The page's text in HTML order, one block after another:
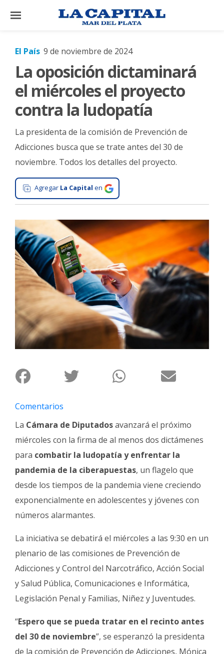
×
El
País
Mundo
La
Zona
Cultura
Tecnología
Gastronomía
Salud
Interés
General
La
Ciudad
Deportes
Arte
y
Espectáculos
Cartelera
de
Clasificados
Fúnebres
El País 9 de noviembre de 2024
La oposición dictaminará
el miércoles el proyecto
contra la ludopatía
La presidenta de la comisión de Prevención de
Adicciones busca que se trate antes del 30 de
noviembre. Todos los detalles del proyecto.
Agregar La Capital en
Comentarios
La Cámara de Diputadosavanzará el próximo
miércoles con la firma de al menos dos dictámenes
para combatir la ludopatía y enfrentar la
pandemia de la ciberapuestas, un flagelo que
desde los tiempos de la pandemia viene creciendo
exponencialmente en adolescentes y jóvenes con
números alarmantes.
La iniciativa se debatirá el miércoles a las 9:30 en un
plenario de las comisiones de Prevención de
Adicciones y Control del Narcotráfico, Acción Social
y Salud Pública, Comunicaciones e Informática,
Legislación Penal y Familias, Niñez y Juventudes.
“Espero que se pueda tratar en el recinto antes
del 30 de noviembre”, se esperanzó la presidenta
de la comisión de Prevención de Adicciones, Mónica